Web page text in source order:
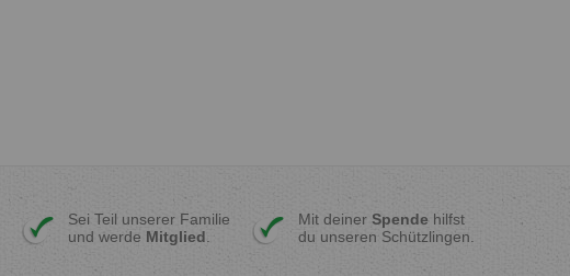
Sei Teil unserer Familie
und werde Mitglied
Mit deiner Spende hilfst
du unseren Schützlingen.